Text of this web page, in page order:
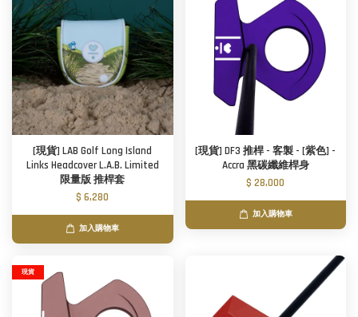
[現貨] LAB Golf Long Island
Links Headcover L.A.B. Limited
限量版 推桿套
$ 6,280
加入購物車
[現貨] DF3 推桿 - 客製 - [紫色] -
Accra 黑碳纖維桿身
$ 28,000
加入購物車
現貨